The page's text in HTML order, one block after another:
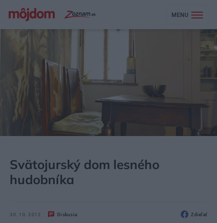
MENU
Svätojurský dom lesného
hudobníka
30. 10. 2012 Diskusia Zdieľať